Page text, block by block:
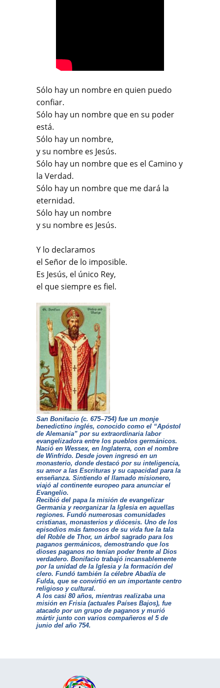
Sólo hay un nombre en quien puedo
confiar.
Sólo hay un nombre que en su poder
está.
Sólo hay un nombre,
y su nombre es Jesús.
Sólo hay un nombre que es el Camino y
la Verdad.
Sólo hay un nombre que me dará la
eternidad.
Sólo hay un nombre
y su nombre es Jesús.
Y lo declaramos
el Señor de lo imposible.
Es Jesús, el único Rey,
el que siempre es fiel.
San Bonifacio (c. 675–754) fue un monje
benedictino inglés, conocido como el “Apóstol
de Alemania” por su extraordinaria labor
evangelizadora entre los pueblos germánicos.
Nació en Wessex, en Inglaterra, con el nombre
de Winfrido. Desde joven ingresó en un
monasterio, donde destacó por su inteligencia,
su amor a las Escrituras y su capacidad para la
enseñanza. Sintiendo el llamado misionero,
viajó al continente europeo para anunciar el
Evangelio.
Recibió del papa la misión de evangelizar
Germania y reorganizar la Iglesia en aquellas
regiones. Fundó numerosas comunidades
cristianas, monasterios y diócesis. Uno de los
episodios más famosos de su vida fue la tala
del Roble de Thor, un árbol sagrado para los
paganos germánicos, demostrando que los
dioses paganos no tenían poder frente al Dios
verdadero. Bonifacio trabajó incansablemente
por la unidad de la Iglesia y la formación del
clero. Fundó también la célebre Abadía de
Fulda, que se convirtió en un importante centro
religioso y cultural.
A los casi 80 años, mientras realizaba una
misión en Frisia (actuales Países Bajos), fue
atacado por un grupo de paganos y murió
mártir junto con varios compañeros el 5 de
junio del año 754.